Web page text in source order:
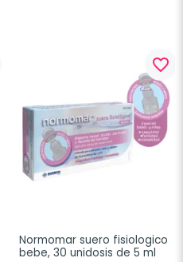
favorite_border
Normomar suero fisiologico
bebe, 30 unidosis de 5 ml